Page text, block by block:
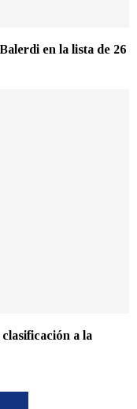
en la lista de 26
a la